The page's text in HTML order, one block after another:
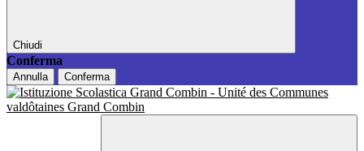
Chiudi
Conferma
Annulla Conferma